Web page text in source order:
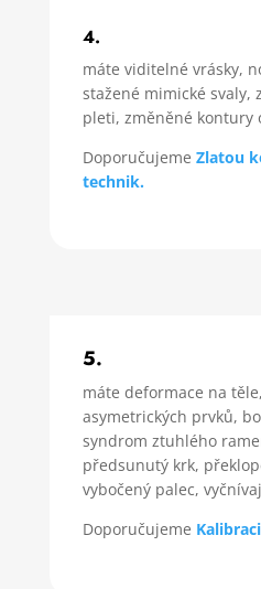
4.
máte viditelné vrásky,
stažené mimické svaly,
pleti, změněné kontury
Doporučujeme Zlatou
technik.
5.
máte deformace na
asymetrických prvků,
syndrom ztuhlého
předsunutý krk,
vybočený palec,
Doporučujeme